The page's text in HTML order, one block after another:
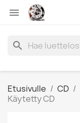

search
Etusivulle CD
Käytetty CD